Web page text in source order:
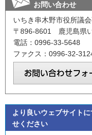
お問い合わせ
いちき串木野市役所議
〒896-8601 鹿児島県
電話：0996-33-5648
ファクス：0996-32-
より良いウェブサイト
せください